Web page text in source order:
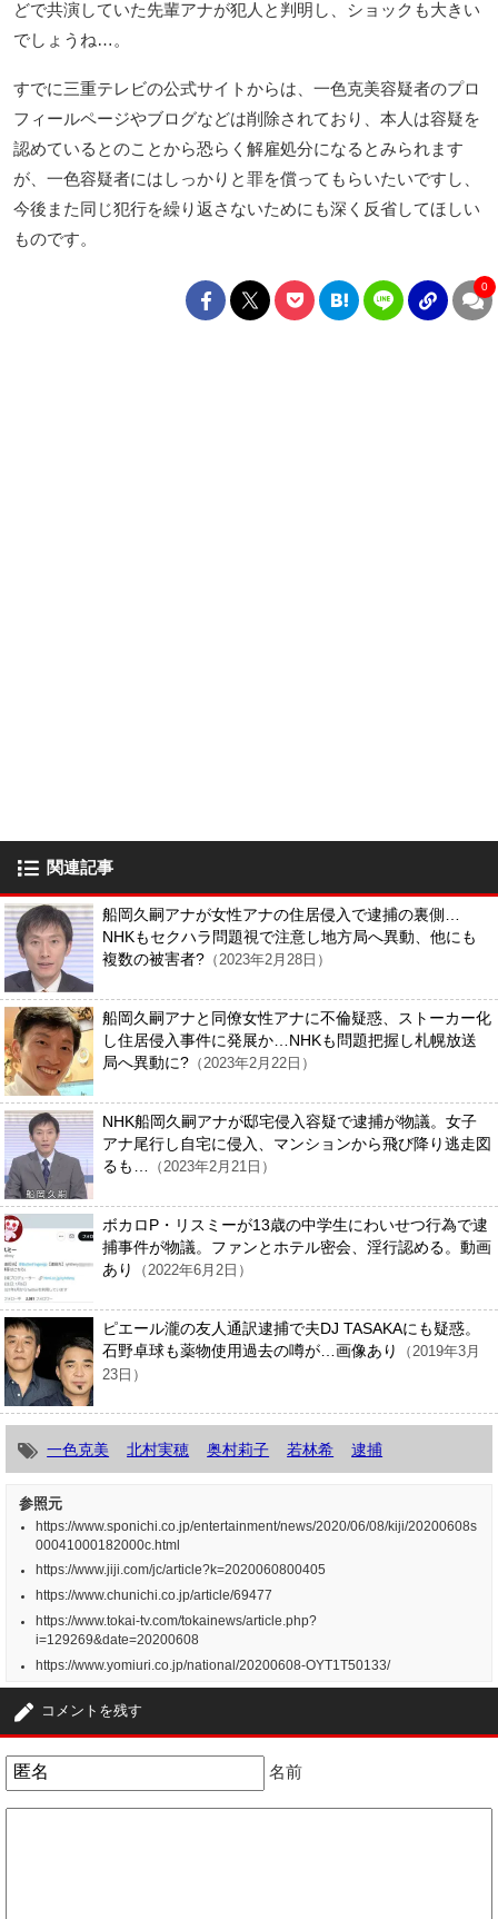
どで共演していた先輩アナが犯人と判明し、ショックも大きい
でしょうね…。
すでに三重テレビの公式サイトからは、一色克美容疑者のプロ
フィールページやブログなどは削除されており、本人は容疑を
認めているとのことから恐らく解雇処分になるとみられます
が、一色容疑者にはしっかりと罪を償ってもらいたいですし、
今後また同じ犯行を繰り返さないためにも深く反省してほしい
ものです。
0
関連記事
船岡久嗣アナが女性アナの住居侵入で逮捕の裏側…
NHKもセクハラ問題視で注意し地方局へ異動、他にも
複数の被害者? （2023年2月28日）
船岡久嗣アナと同僚女性アナに不倫疑惑、ストーカー化
し住居侵入事件に発展か…NHKも問題把握し札幌放送
局へ異動に? （2023年2月22日）
NHK船岡久嗣アナが邸宅侵入容疑で逮捕が物議。女子
アナ尾行し自宅に侵入、マンションから飛び降り逃走図
るも… （2023年2月21日）
ボカロP・リスミーが13歳の中学生にわいせつ行為で逮
捕事件が物議。ファンとホテル密会、淫行認める。動画
あり
（2022年6月2日）
ピエール瀧の友人通訳逮捕で夫DJ TASAKAにも疑惑。
石野卓球も薬物使用過去の噂が…画像あり
（2019年3月
23日）
一色克美 北村実穂 奥村莉子 若林希 逮捕
参照元
https://www.sponichi.co.jp/entertainment/news/2020/06/08/kiji/20200608s
00041000182000c.html
https://www.jiji.com/jc/article?k=2020060800405
https://www.chunichi.co.jp/article/69477
https://www.tokai-tv.com/tokainews/article.php?
i=129269&date=20200608
https://www.yomiuri.co.jp/national/20200608-OYT1T50133/
コメントを残す
名前